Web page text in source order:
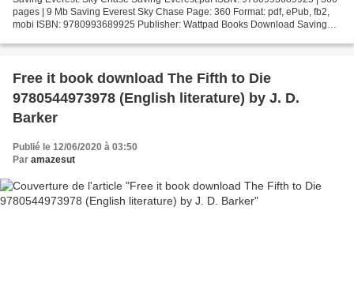
pages | 9 Mb Saving Everest Sky Chase Page: 360 Format: pdf, ePub, fb2,
mobi ISBN: 9780993689925 Publisher: Wattpad Books Download Saving
Free it book download The Fifth to Die
9780544973978 (English literature) by J. D.
Barker
Publié le 12/06/2020 à 03:50
Par amazesut